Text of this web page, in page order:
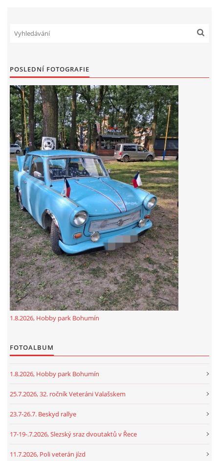
Vývozy a osvědčení
Benzín - Čas bioblaženosti přichází
Moderní nafta
Stanovy Old Fiat Clubu, z. s.
GDPR
oldfiatclub@seznam.cz |RSS
POSLEDNÍ FOTOGRAFIE
1.8.2026, Hobby park Bohumín
FOTOALBUM
1.8.2026, Hobby park Bohumín
25.7.2026, 32. ročník Veteráni Valašskem
23.7-26.7. Beskyd rallye
17-19-.7.2026, Slezský sraz dvoutaktů v Řece
11.7.2026, Poli veterán jízd